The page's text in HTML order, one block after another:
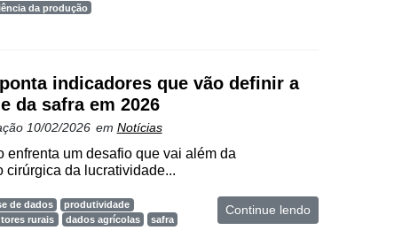
da produção
indicadores que vão definir a
da safra em 2026
10/02/2026 em Notícias
enfrenta um desafio que vai além da
cirúrgica da lucratividade...
de dados
produtividade
rurais dados agrícolas
safra
Continue lendo